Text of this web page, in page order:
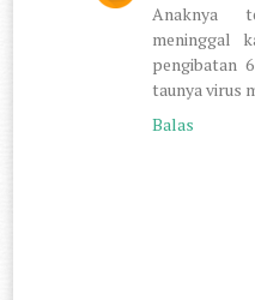
Anaknya
meninggal
pengibatan
taunya virus
Balas